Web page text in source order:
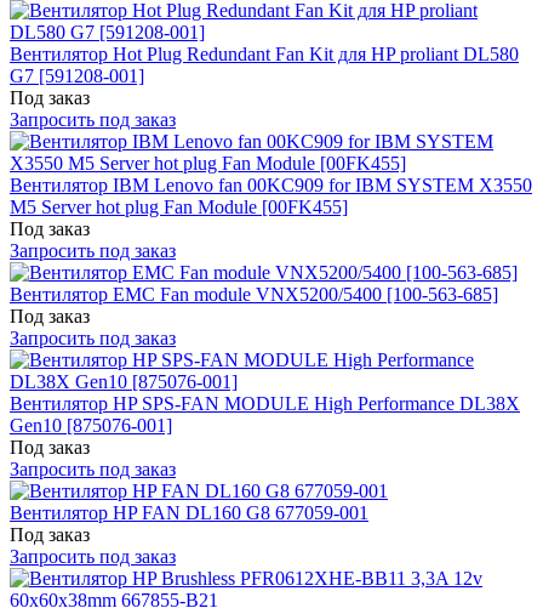
Вентилятор Hot Plug Redundant Fan Kit для HP proliant DL580
G7 [591208-001]
Под заказ
Запросить под заказ
Вентилятор IBM Lenovo fan 00KC909 for IBM SYSTEM X3550
M5 Server hot plug Fan Module [00FK455]
Под заказ
Запросить под заказ
Вентилятор EMC Fan module VNX5200/5400 [100-563-685]
Под заказ
Запросить под заказ
Вентилятор HP SPS-FAN MODULE High Performance DL38X
Gen10 [875076-001]
Под заказ
Запросить под заказ
Вентилятор HP FAN DL160 G8 677059-001
Под заказ
Запросить под заказ